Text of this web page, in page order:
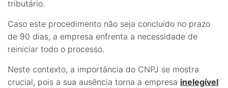
tributário.
Caso este procedimento não seja concluído no prazo
de 90 dias, a empresa enfrenta a necessidade de
reiniciar todo o processo.
Neste contexto, a importância do CNPJ se mostra
crucial, pois a sua ausência torna a empresa inelegível